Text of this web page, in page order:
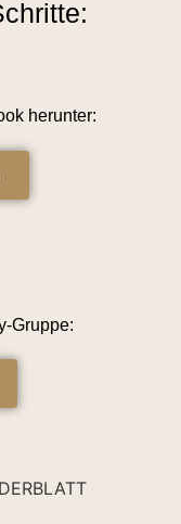
herunter:
Gruppe: